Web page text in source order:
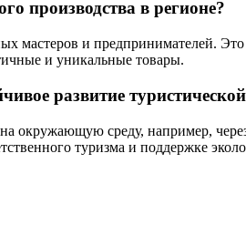
производства в регионе?
и предпринимателей.
и уникальные товары.
развитие
окружающую среду, например,
туризма и поддержке